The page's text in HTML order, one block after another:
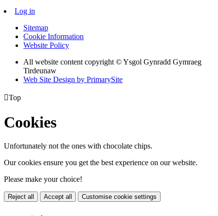
Log in
Sitemap
Cookie Information
Website Policy
All website content copyright © Ysgol Gynradd Gymraeg
Tirdeunaw
Web Site Design by PrimarySite
Top
Cookies
Unfortunately not the ones with chocolate chips.
Our cookies ensure you get the best experience on our website.
Please make your choice!
Reject all Accept all Customise cookie settings